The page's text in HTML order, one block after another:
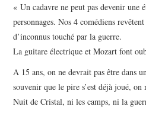
« Un cadavre ne peut pas devenir une
personnages. Nos 4 comédiens
d’inconnus touché par la guerre.
La guitare électrique et Mozart font
A 15 ans, on ne devrait pas être dans
souvenir que le pire s’est déjà joué,
Nuit de Cristal, ni les camps, ni la